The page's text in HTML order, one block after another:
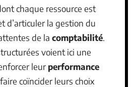
chaque ressource est
d’articuler la gestion du
de la comptabilité.
voient ici une
leur performance
coïncider leurs choix